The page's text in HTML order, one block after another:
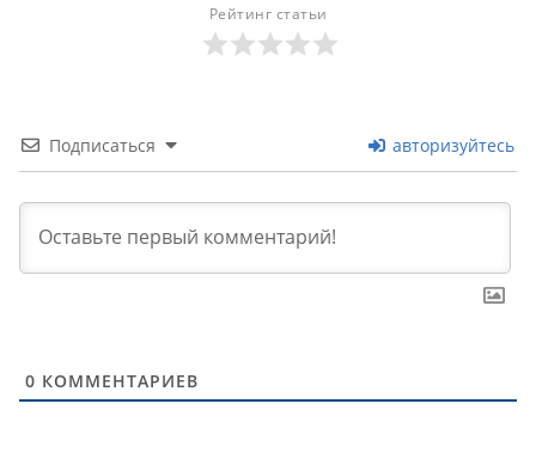
Рейтинг статьи
Подписаться авторизуйтесь
0 КОММЕНТАРИЕВ